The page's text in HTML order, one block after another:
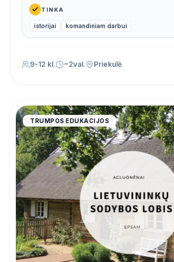
TINKA
istorijai komandiniam darbui
9-12 kl. ~2val. Priekulė
TRUMPOS EDUKACIJOS